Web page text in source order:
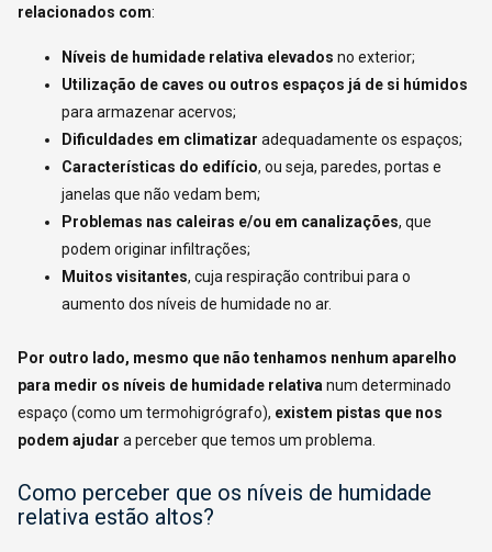
relacionados com:
Níveis de humidade relativa elevados no exterior;
Utilização de caves ou outros espaços já de si húmidos
para armazenar acervos;
Dificuldades em climatizar adequadamente os espaços;
Características do edifício, ou seja, paredes, portas e
janelas que não vedam bem;
Problemas nas caleiras e/ou em canalizações, que
podem originar infiltrações;
Muitos visitantes, cuja respiração contribui para o
aumento dos níveis de humidade no ar.
Por outro lado, mesmo que não tenhamos nenhum aparelho
para medir os níveis de humidade relativa num determinado
espaço (como um termohigrógrafo), existem pistas que nos
podem ajudar a perceber que temos um problema.
Como perceber que os níveis de humidade
relativa estão altos?